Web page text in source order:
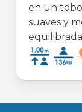
en un
suaves y